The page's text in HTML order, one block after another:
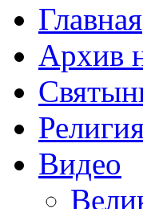
Главная
Архив
Видео